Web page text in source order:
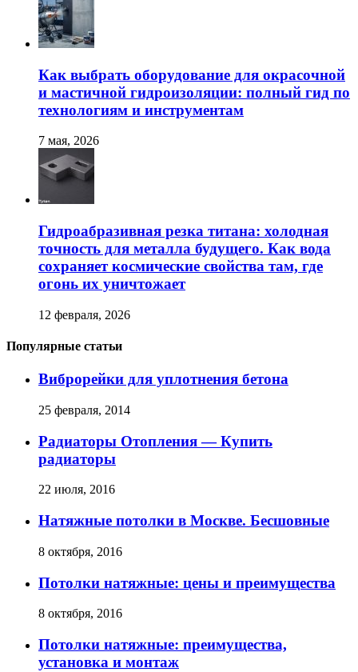
Как выбрать оборудование для окрасочной
и мастичной гидроизоляции: полный гид по
технологиям и инструментам
7 мая, 2026
Гидроабразивная резка титана: холодная
точность для металла будущего. Как вода
сохраняет космические свойства там, где
огонь их уничтожает
12 февраля, 2026
Популярные статьи
Виброрейки для уплотнения бетона
25 февраля, 2014
Радиаторы Отопления — Купить
радиаторы
22 июля, 2016
Натяжные потолки в Москве. Бесшовные
8 октября, 2016
Потолки натяжные: цены и преимущества
8 октября, 2016
Потолки натяжные: преимущества,
установка и монтаж